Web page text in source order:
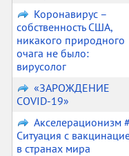
Коронавирус –
собственность США,
никакого природного
очага не было:
вирусолог
«ЗАРОЖДЕНИЕ
COVID-19»
Акселерационизм #
Ситуация с
в странах мира